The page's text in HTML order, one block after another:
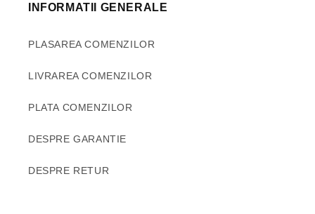
INFORMATII GENERALE
PLASAREA COMENZILOR
LIVRAREA COMENZILOR
PLATA COMENZILOR
DESPRE GARANTIE
DESPRE RETUR